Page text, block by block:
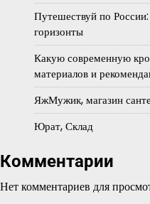
Путешествуй по
горизонты
Какую современную
материалов и
ЯжМужик, магазин
Юрат, Склад
Комментарии
Нет комментариев для